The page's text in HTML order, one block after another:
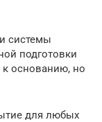
системы
подготовки
к основанию, но
для любых